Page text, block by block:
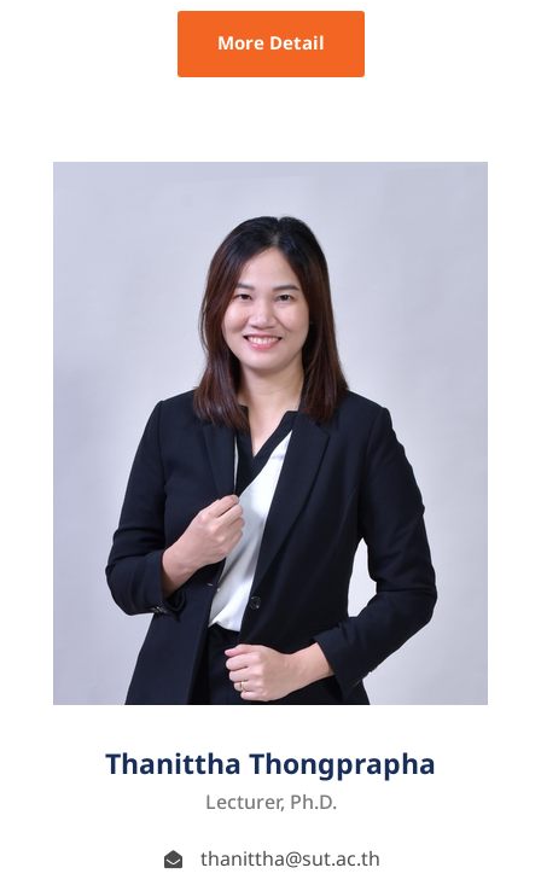
More Detail
Thanittha Thongprapha
Lecturer, Ph.D.
thanittha@sut.ac.th